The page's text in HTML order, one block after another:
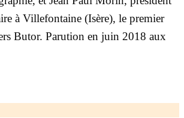
à Villefontaine (Isère), le premier
Butor. Parution en juin 2018 aux